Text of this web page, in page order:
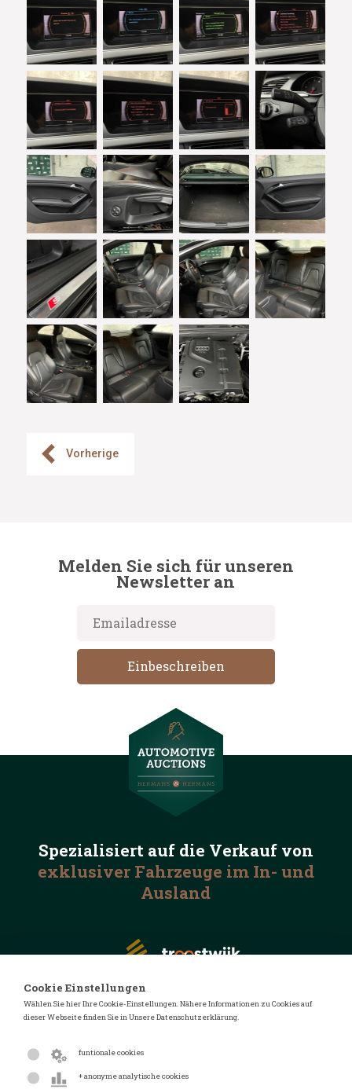
Vorherige
Melden Sie sich für unseren
Newsletter an
Spezialisiert auf die Verkauf von
exklusiver Fahrzeuge im In- und
Ausland
© 2026 Automotive Auctions
Datenschutzerklärung
Cookie Einstellungen
Wählen Sie hier Ihre Cookie-Einstellungen. Nähere Informationen zu Cookies auf
dieser Webseite finden Sie in Unsere Datenschutzerklärung.
funtionale cookies
+ anonyme analytische cookies